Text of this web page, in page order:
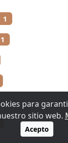
1
1
para
sitio web.
Acepto